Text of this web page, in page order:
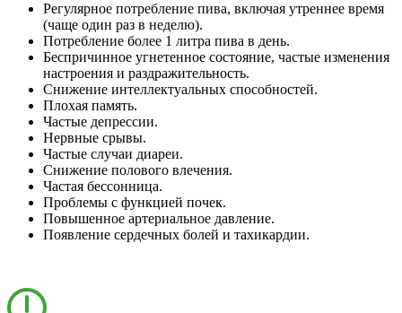
Регулярное потребление пива, включая утреннее время
(чаще один раз в неделю).
Потребление более 1 литра пива в день.
Беспричинное угнетенное состояние, частые изменения
настроения и раздражительность.
Снижение интеллектуальных способностей.
Плохая память.
Частые депрессии.
Нервные срывы.
Частые случаи диареи.
Снижение полового влечения.
Частая бессонница.
Проблемы с функцией почек.
Повышенное артериальное давление.
Появление сердечных болей и тахикардии.